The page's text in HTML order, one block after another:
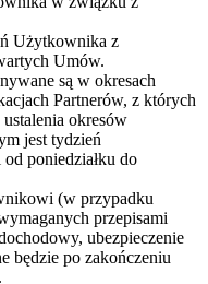
Użytkownika z
Umów.
są w okresach
Partnerów, z których
okresów
jest tydzień
poniedziałku do
(w przypadku
przepisami
ubezpieczenie
będzie po zakończeniu